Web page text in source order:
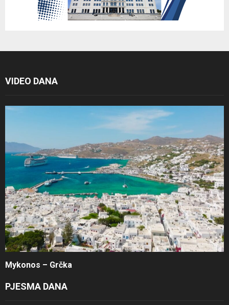
VIDEO DANA
Mykonos – Grčka
PJESMA DANA